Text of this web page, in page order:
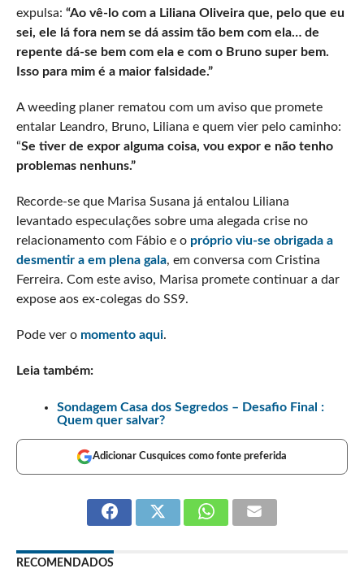
expulsa: “Ao vê-lo com a Liliana Oliveira que, pelo que eu
sei, ele lá fora nem se dá assim tão bem com ela… de
repente dá-se bem com ela e com o Bruno super bem.
Isso para mim é a maior falsidade.”
A weeding planer rematou com um aviso que promete
entalar Leandro, Bruno, Liliana e quem vier pelo caminho:
“Se tiver de expor alguma coisa, vou expor e não tenho
problemas nenhuns.”
Recorde-se que Marisa Susana já entalou Liliana
levantado especulações sobre uma alegada crise no
relacionamento com Fábio e o próprio viu-se obrigada a
desmentir a em plena gala, em conversa com Cristina
Ferreira. Com este aviso, Marisa promete continuar a dar
expose aos ex-colegas do SS9.
Pode ver o momento aqui.
Leia também:
Sondagem Casa dos Segredos – Desafio Final :
Quem quer salvar?
Adicionar Cusquices como fonte preferida
RECOMENDADOS